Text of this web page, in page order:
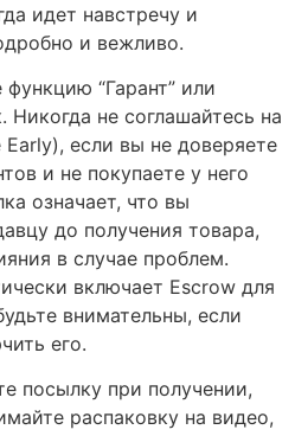
идет навстречу и
и вежливо.
“Гарант” или
Никогда не соглашайтесь на
если вы не доверяете
и не покупаете у него
означает, что вы
до получения товара,
в случае проблем.
включает Escrow для
внимательны, если
его.
посылку при получении,
распаковку на видео,